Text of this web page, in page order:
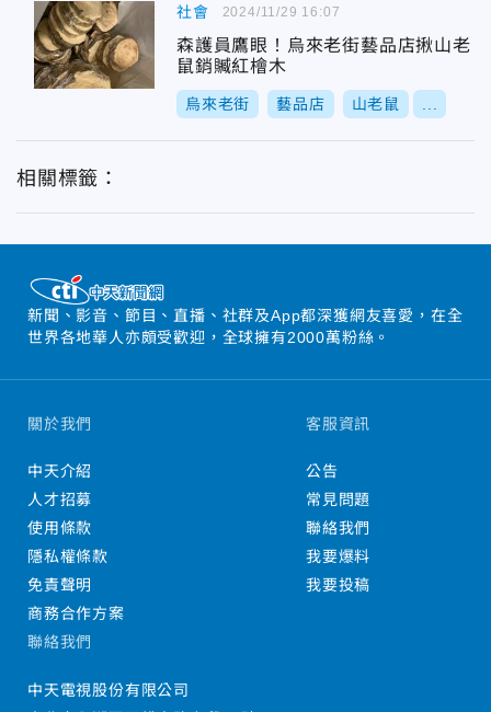
社會
森護員鷹眼！烏來老街藝品店揪山老
鼠銷贓紅檜木
烏來老街 藝品店 山老鼠
2024/11/29 16:07
相關標籤：
新聞、影音、節目、直播、社群及App都深獲網友喜愛，在全
世界各地華人亦頗受歡迎，全球擁有2000萬粉絲。
關於我們
中天介紹
人才招募
使用條款
隱私權條款
免責聲明
商務合作方案
客服資訊
公告
常見問題
聯絡我們
我要爆料
我要投稿
聯絡我們
中天電視股份有限公司